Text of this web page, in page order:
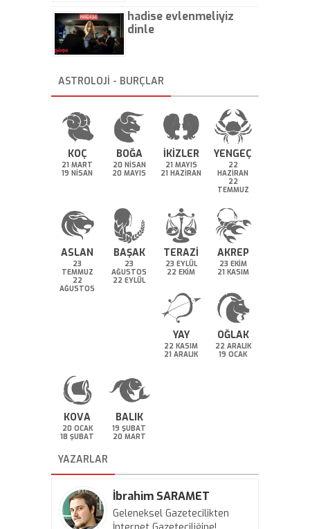
hadise evlenmeliyiz
dinle
ASTROLOJİ - BURÇLAR
KOÇ
21 MART
19 NİSAN
BOĞA
20 NİSAN
20 MAYIS
İKİZLER
21 MAYIS
21 HAZİRAN
YENGEÇ
22
HAZİRAN
22
TEMMUZ
ASLAN
23
TEMMUZ
22
AĞUSTOS
BAŞAK
23
AĞUSTOS
22 EYLÜL
TERAZİ
23 EYLÜL
22 EKİM
AKREP
23 EKİM
21 KASIM
YAY
22 KASIM
21 ARALIK
OĞLAK
22 ARALIK
19 OCAK
KOVA
20 OCAK
18 ŞUBAT
BALIK
19 ŞUBAT
20 MART
YAZARLAR
İbrahim SARAMET
Geleneksel Gazetecilikten